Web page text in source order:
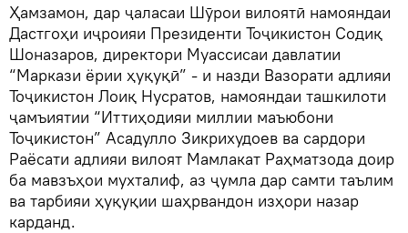
Ҳамзамон, дар ҷаласаи Шӯрои вилоятӣ намояндаи
Дастгоҳи иҷроияи Президенти Тоҷикистон Содиқ
Шоназаров, директори Муассисаи давлатии
“Маркази ёрии ҳуқуқӣ” - и назди Вазорати адлияи
Тоҷикистон Лоиқ Нусратов, намояндаи ташкилоти
ҷамъиятии “Иттиҳодияи миллии маъюбони
Тоҷикистон” Асадулло Зикрихудоев ва сардори
Раёсати адлияи вилоят Мамлакат Раҳматзода доир
ба мавзъҳои мухталиф, аз ҷумла дар самти таълим
ва тарбияи ҳуқуқии шаҳрвандон изҳори назар
карданд.